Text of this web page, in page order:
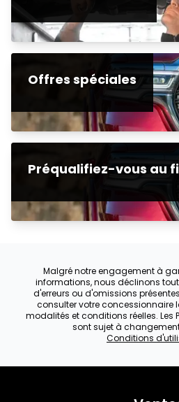
Offres spéciales
Préqualifiez-vous au
Malgré notre engagement à
informations, nous déclinons
d'erreurs ou d'omissions
consulter votre concessionnaire
modalités et conditions réelles. Les
sont sujet à
Conditions